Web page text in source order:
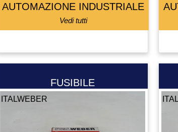
AUTOMAZIONE INDUSTRIALE
Vedi tutti
FUSIBILE
ITALWEBER